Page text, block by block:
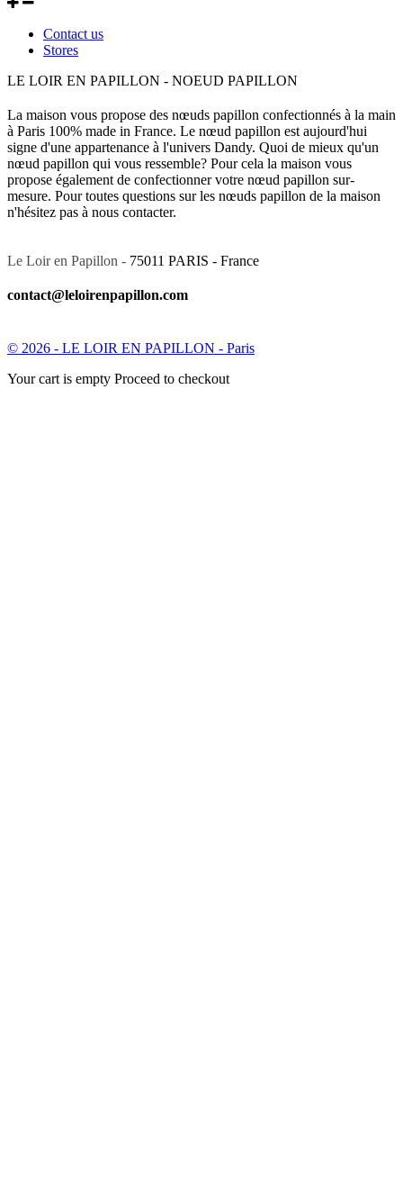
Contact us
Stores
LE LOIR EN PAPILLON - NOEUD PAPILLON
La maison vous propose des nœuds papillon confectionnés à la main
à Paris 100% made in France. Le nœud papillon est aujourd'hui
signe d'une appartenance à l'univers Dandy. Quoi de mieux qu'un
nœud papillon qui vous ressemble? Pour cela la maison vous
propose également de confectionner votre nœud papillon sur-
mesure. Pour toutes questions sur les nœuds papillon de la maison
n'hésitez pas à nous contacter.
Le Loir en Papillon - 75011 PARIS - France
contact@leloirenpapillon.com
© 2026 - LE LOIR EN PAPILLON - Paris
Your cart is empty Proceed to checkout